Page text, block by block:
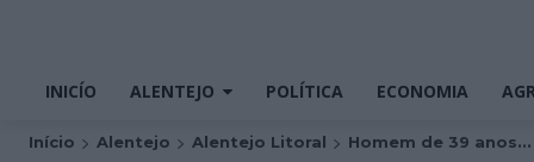
INICÍO ALENTEJO POLÍTICA ECONOMIA
Início Alentejo Alentejo Litoral Homem de 39 anos...